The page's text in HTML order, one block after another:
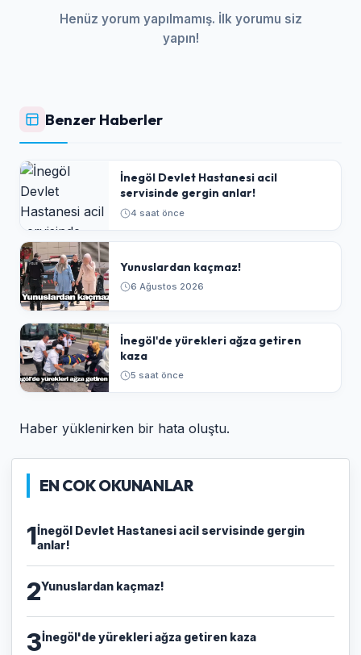
Henüz yorum yapılmamış. İlk yorumu siz
yapın!
Benzer Haberler
İnegöl Devlet Hastanesi acil
servisinde gergin anlar!
4 saat önce
Yunuslardan kaçmaz!
6 Ağustos 2026
İnegöl'de yürekleri ağza getiren
kaza
5 saat önce
Haber yüklenirken bir hata oluştu.
EN COK OKUNANLAR
1İnegöl Devlet Hastanesi acil servisinde gergin
anlar!
2Yunuslardan kaçmaz!
3İnegöl'de yürekleri ağza getiren kaza